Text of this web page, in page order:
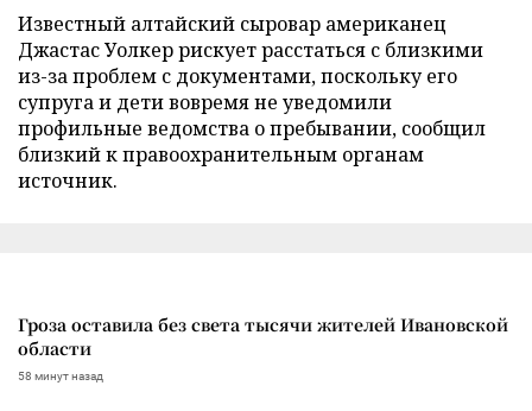
Известный алтайский сыровар американец
Джастас Уолкер рискует расстаться с близкими
из-за проблем с документами, поскольку его
супруга и дети вовремя не уведомили
профильные ведомства о пребывании, сообщил
близкий к правоохранительным органам
источник.
Гроза оставила без света тысячи жителей Ивановской
области
58 минут назад